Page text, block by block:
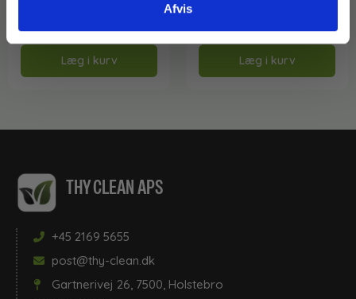
Afvis
Læg i kurv Læg i kurv
THY CLEAN APS
+45 2169 5655
post@thy-clean.dk
Gartnerivej 26, 7500, Holstebro